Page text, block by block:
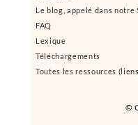
©
Le blog, appelé dans
FAQ
Lexique
Téléchargements
Toutes les ressources